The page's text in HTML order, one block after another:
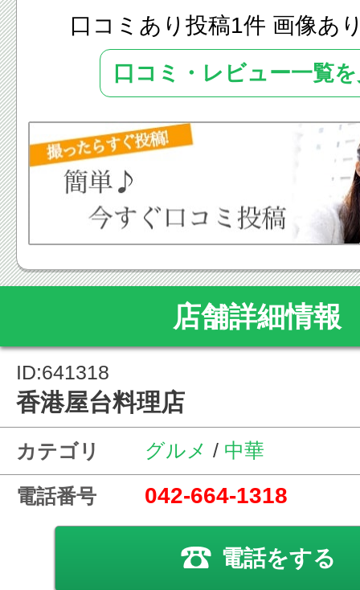
口コミあり投稿1件 画像あ
口コミ・レビュー一覧
店舗詳細情報
ID:641318
香港屋台料理店
カテゴリ グルメ / 中華
電話番号 042-664-1318
電話をする